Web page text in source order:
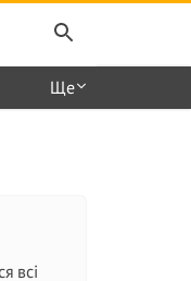
Ще